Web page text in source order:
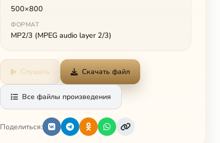
500×800
ФОРМАТ
MP2/3 (MPEG audio layer 2/3)
Слушать Скачать файл
Все файлы произведения
Поделиться: